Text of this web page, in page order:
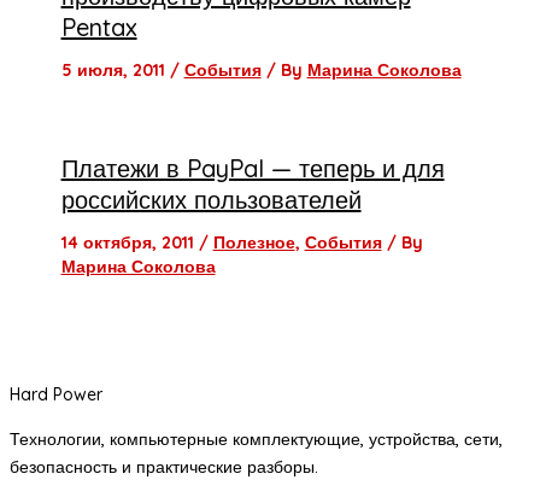
Pentax
5 июля, 2011 / События/ By Марина Соколова
Платежи в PayPal — теперь и для
российских пользователей
14 октября, 2011 / Полезное, События/ By
Марина Соколова
Hard Power
Технологии, компьютерные комплектующие, устройства, сети,
безопасность и практические разборы.